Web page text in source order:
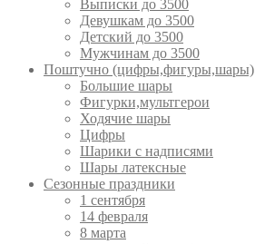
Выписки до 3500
Девушкам до 3500
Детский до 3500
Мужчинам до 3500
Поштучно (цифры,фигуры,шары)
Большие шары
Фигурки,мультгерои
Ходячие шары
Цифры
Шарики с надписями
Шары латексные
Сезонные праздники
1 сентября
14 февраля
8 марта